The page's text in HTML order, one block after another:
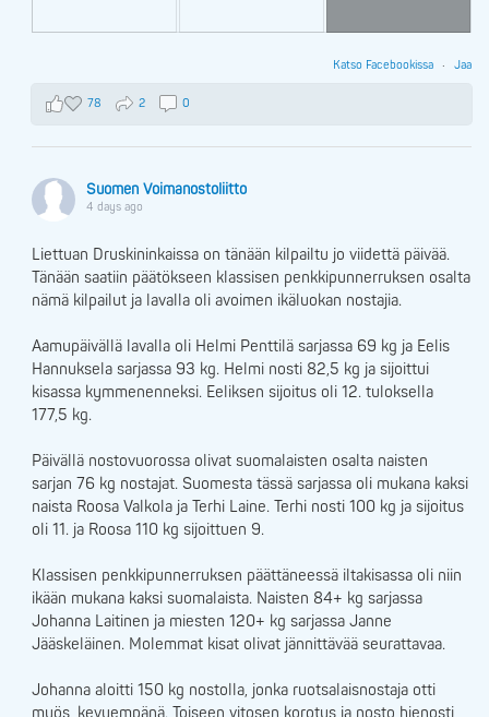
Katso Facebookissa · Jaa
78 2 0
Suomen Voimanostoliitto
4 days ago
Liettuan Druskininkaissa on tänään kilpailtu jo viidettä päivää.
Tänään saatiin päätökseen klassisen penkkipunnerruksen osalta
nämä kilpailut ja lavalla oli avoimen ikäluokan nostajia.
Aamupäivällä lavalla oli Helmi Penttilä sarjassa 69 kg ja Eelis
Hannuksela sarjassa 93 kg. Helmi nosti 82,5 kg ja sijoittui
kisassa kymmenenneksi. Eeliksen sijoitus oli 12. tuloksella
177,5 kg.
Päivällä nostovuorossa olivat suomalaisten osalta naisten
sarjan 76 kg nostajat. Suomesta tässä sarjassa oli mukana kaksi
naista Roosa Valkola ja Terhi Laine. Terhi nosti 100 kg ja sijoitus
oli 11. ja Roosa 110 kg sijoittuen 9.
Klassisen penkkipunnerruksen päättäneessä iltakisassa oli niin
ikään mukana kaksi suomalaista. Naisten 84+ kg sarjassa
Johanna Laitinen ja miesten 120+ kg sarjassa Janne
Jääskeläinen. Molemmat kisat olivat jännittävää seurattavaa.
Johanna aloitti 150 kg nostolla, jonka ruotsalaisnostaja otti